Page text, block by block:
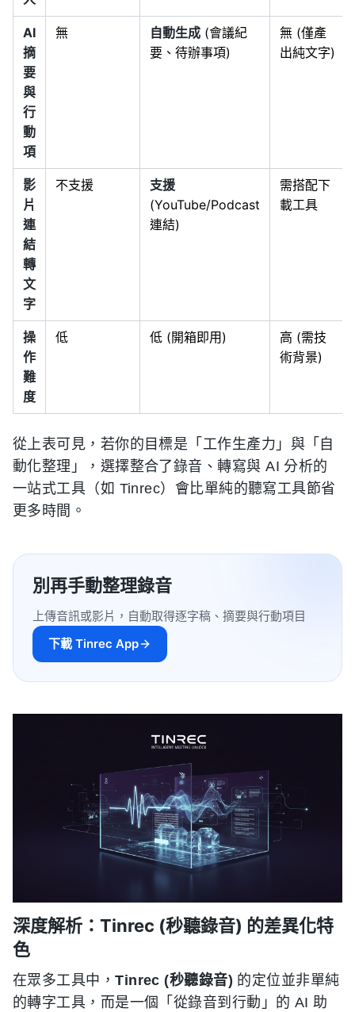
AI
摘
要
與
行
動
項
無 自動生成 (會議紀
要、待辦事項)
無 (僅產
出純文字)
影
片
連
結
轉
文
字
不支援
支援
(YouTube/Podcast
連結)
需搭配下
載工具
操
作
難
度
低 低 (開箱即用)
高 (需技
術背景)
從上表可見，若你的目標是「工作生產力」與「自
動化整理」，選擇整合了錄音、轉寫與 AI 分析的
一站式工具（如 Tinrec）會比單純的聽寫工具節省
更多時間。
別再手動整理錄音
上傳音訊或影片，自動取得逐字稿、摘要與行動項目
下載 Tinrec App
深度解析：Tinrec (秒聽錄音) 的差異化特
色
在眾多工具中，Tinrec (秒聽錄音) 的定位並非單純
的轉字工具，而是一個「從錄音到行動」的 AI 助